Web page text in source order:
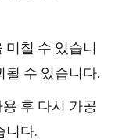
미칠 수 있습니
될 수 있습니다.
후 다시 가공
니다.